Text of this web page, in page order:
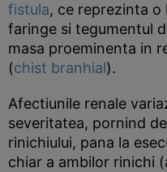
fistula, ce reprezinta
faringe si tegumentul
masa proeminenta in
(chist branhial).
Afectiunile renale
severitatea, pornind
rinichiului, pana la
chiar a ambilor rinichi